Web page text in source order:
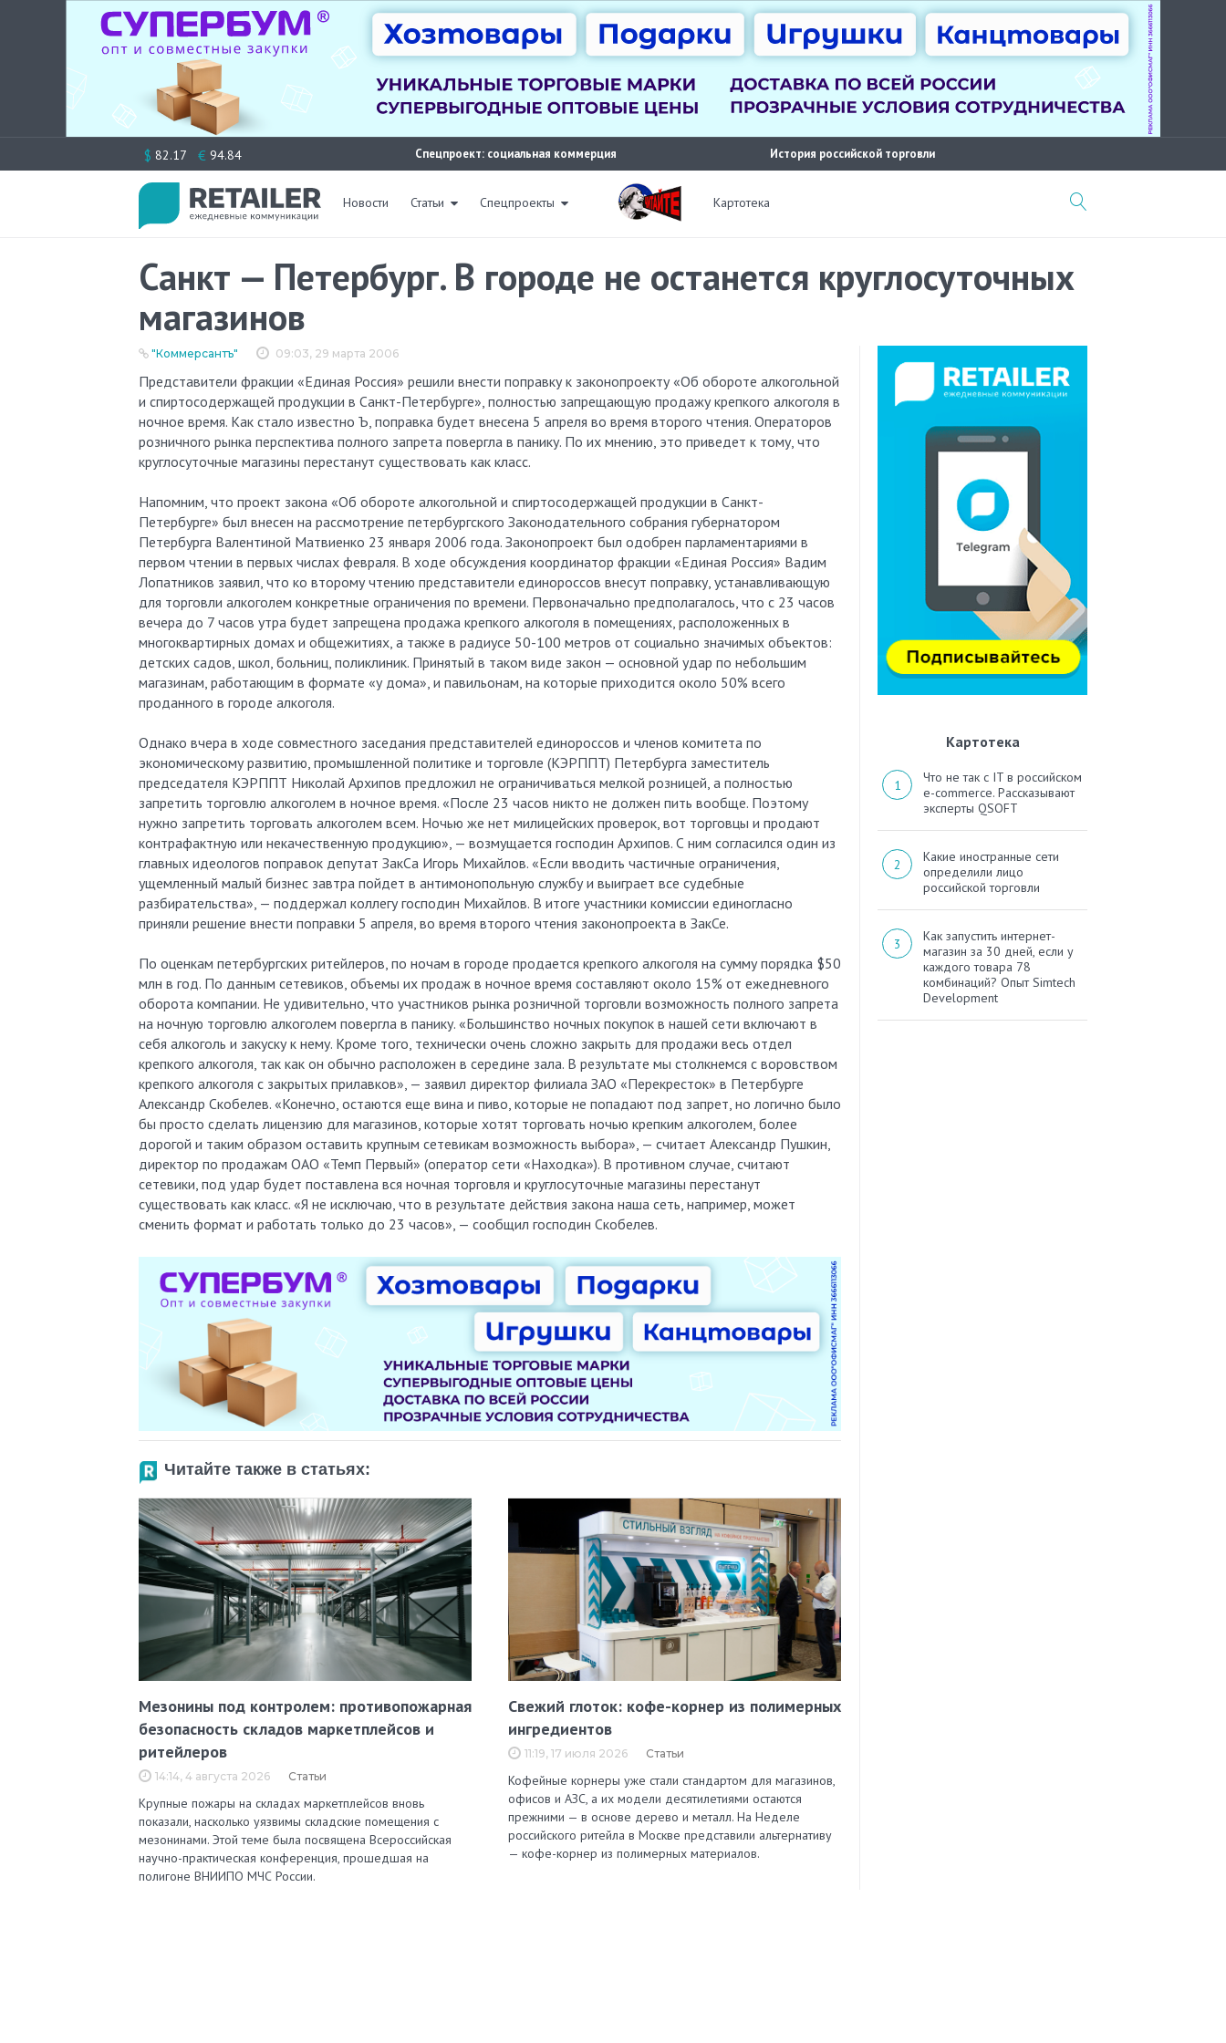
к
$ 82.17 € 94.84 Спецпроект: социальная коммерция История российской торговли
Новости Статьи Спецпроекты Картотека
Санкт — Петербург. В городе не останется круглосуточных
магазинов
09:03, 29 марта 2006
"Коммерсантъ"
Представители фракции «Единая Россия» решили внести поправку к законопроекту «Об обороте алкогольной
и спиртосодержащей продукции в Санкт-Петербурге», полностью запрещающую продажу крепкого алкоголя в
ночное время. Как стало известно Ъ, поправка будет внесена 5 апреля во время второго чтения. Операторов
розничного рынка перспектива полного запрета повергла в панику. По их мнению, это приведет к тому, что
круглосуточные магазины перестанут существовать как класс.
Напомним, что проект закона «Об обороте алкогольной и спиртосодержащей продукции в Санкт-
Петербурге» был внесен на рассмотрение петербургского Законодательного собрания губернатором
Петербурга Валентиной Матвиенко 23 января 2006 года. Законопроект был одобрен парламентариями в
первом чтении в первых числах февраля. В ходе обсуждения координатор фракции «Единая Россия» Вадим
Лопатников заявил, что ко второму чтению представители единороссов внесут поправку, устанавливающую
для торговли алкоголем конкретные ограничения по времени. Первоначально предполагалось, что с 23 часов
вечера до 7 часов утра будет запрещена продажа крепкого алкоголя в помещениях, расположенных в
многоквартирных домах и общежитиях, а также в радиусе 50-100 метров от социально значимых объектов:
детских садов, школ, больниц, поликлиник. Принятый в таком виде закон — основной удар по небольшим
магазинам, работающим в формате «у дома», и павильонам, на которые приходится около 50% всего
проданного в городе алкоголя.
Однако вчера в ходе совместного заседания представителей единороссов и членов комитета по
экономическому развитию, промышленной политике и торговле (КЭРППТ) Петербурга заместитель
председателя КЭРППТ Николай Архипов предложил не ограничиваться мелкой розницей, а полностью
запретить торговлю алкоголем в ночное время. «После 23 часов никто не должен пить вообще. Поэтому
нужно запретить торговать алкоголем всем. Ночью же нет милицейских проверок, вот торговцы и продают
контрафактную или некачественную продукцию», — возмущается господин Архипов. С ним согласился один из
главных идеологов поправок депутат ЗакСа Игорь Михайлов. «Если вводить частичные ограничения,
ущемленный малый бизнес завтра пойдет в антимонопольную службу и выиграет все судебные
разбирательства», — поддержал коллегу господин Михайлов. В итоге участники комиссии единогласно
приняли решение внести поправки 5 апреля, во время второго чтения законопроекта в ЗакСе.
По оценкам петербургских ритейлеров, по ночам в городе продается крепкого алкоголя на сумму порядка $50
млн в год. По данным сетевиков, объемы их продаж в ночное время составляют около 15% от ежедневного
оборота компании. Не удивительно, что участников рынка розничной торговли возможность полного запрета
на ночную торговлю алкоголем повергла в панику. «Большинство ночных покупок в нашей сети включают в
себя алкоголь и закуску к нему. Кроме того, технически очень сложно закрыть для продажи весь отдел
крепкого алкоголя, так как он обычно расположен в середине зала. В результате мы столкнемся с воровством
крепкого алкоголя с закрытых прилавков», — заявил директор филиала ЗАО «Перекресток» в Петербурге
Александр Скобелев. «Конечно, остаются еще вина и пиво, которые не попадают под запрет, но логично было
бы просто сделать лицензию для магазинов, которые хотят торговать ночью крепким алкоголем, более
дорогой и таким образом оставить крупным сетевикам возможность выбора», — считает Александр Пушкин,
директор по продажам ОАО «Темп Первый» (оператор сети «Находка»). В противном случае, считают
сетевики, под удар будет поставлена вся ночная торговля и круглосуточные магазины перестанут
существовать как класс. «Я не исключаю, что в результате действия закона наша сеть, например, может
сменить формат и работать только до 23 часов», — сообщил господин Скобелев.
Читайте также в статьях:
Мезонины под контролем: противопожарная
безопасность складов маркетплейсов и
ритейлеров
14:14, 4 августа 2026 Статьи
Крупные пожары на складах маркетплейсов вновь
показали, насколько уязвимы складские помещения с
мезонинами. Этой теме была посвящена Всероссийская
научно-практическая конференция, прошедшая на
полигоне ВНИИПО МЧС России.
Свежий глоток: кофе-корнер из полимерных
ингредиентов
11:19, 17 июля 2026 Статьи
Кофейные корнеры уже стали стандартом для магазинов,
офисов и АЗС, а их модели десятилетиями остаются
прежними — в основе дерево и металл. На Неделе
российского ритейла в Москве представили альтернативу
— кофе-корнер из полимерных материалов.
Картотека
Что не так с IT в российском
e-commerce. Рассказывают
эксперты QSOFT
Какие иностранные сети
определили лицо
российской торговли
Как запустить интернет-
магазин за 30 дней, если у
каждого товара 78
комбинаций? Опыт Simtech
Development